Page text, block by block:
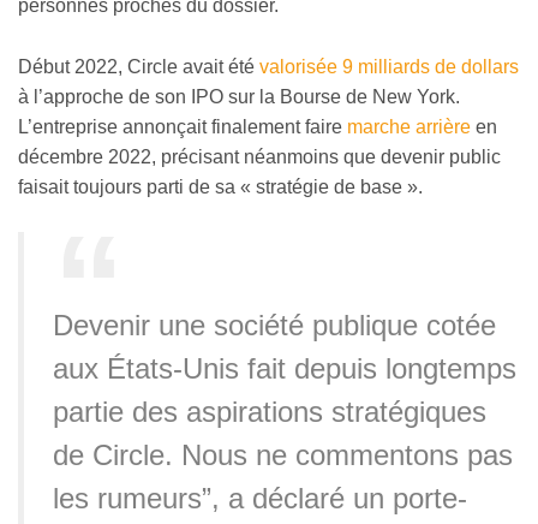
personnes proches du dossier.
Début 2022, Circle avait été valorisée 9 milliards de dollars
à l’approche de son IPO sur la Bourse de New York.
L’entreprise annonçait finalement faire marche arrière en
décembre 2022, précisant néanmoins que devenir public
faisait toujours parti de sa « stratégie de base ».
Devenir une société publique cotée
aux États-Unis fait depuis longtemps
partie des aspirations stratégiques
de Circle. Nous ne commentons pas
les rumeurs”, a déclaré un porte-